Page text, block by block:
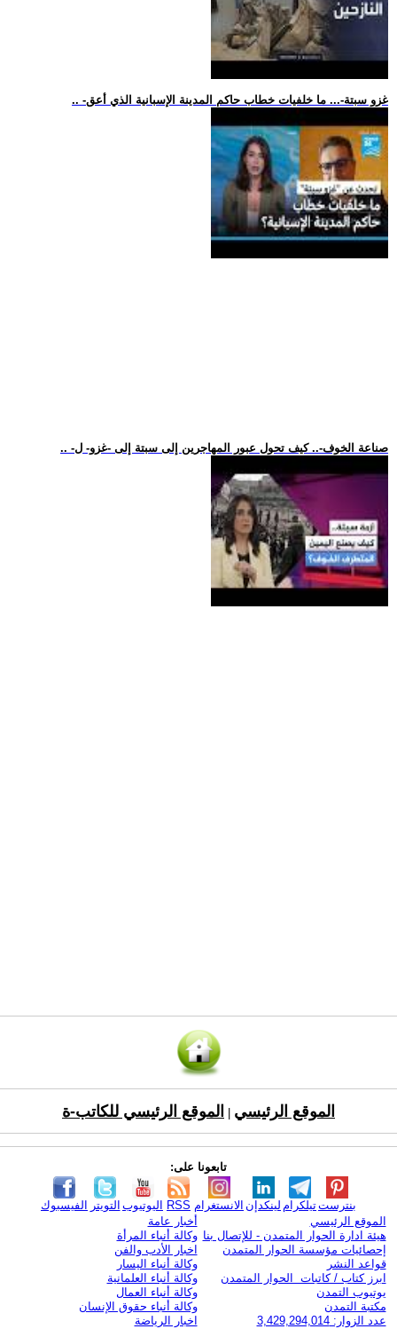
.. -غزو سبتة-... ما خلفيات خطاب حاكم المدينة الإسبانية الذي أعق
.. -صناعة الخوف-.. كيف تحول عبور المهاجرين إلى سبتة إلى -غزو- ل
الموقع الرئيسي الموقع الرئيسي للكاتب-ة
تابعونا على:
الفيسبوك التويتر اليوتيوب RSS الانستغرام لينكدإن تيلكرامبنترست
الموقع الرئيسي
هيئة ادارة الحوار المتمدن - للإتصال بنا
إحصائيات مؤسسة الحوار المتمدن
قواعد النشر
ابرز كتاب / كاتبات الحوار المتمدن
يوتيوب التمدن
مكتبة التمدن
عدد الزوار: 3,429,294,014
أخبار عامة
وكالة أنباء المرأة
اخبار الأدب والفن
وكالة أنباء اليسار
وكالة أنباء العلمانية
وكالة أنباء العمال
وكالة أنباء حقوق الإنسان
اخبار الرياضة